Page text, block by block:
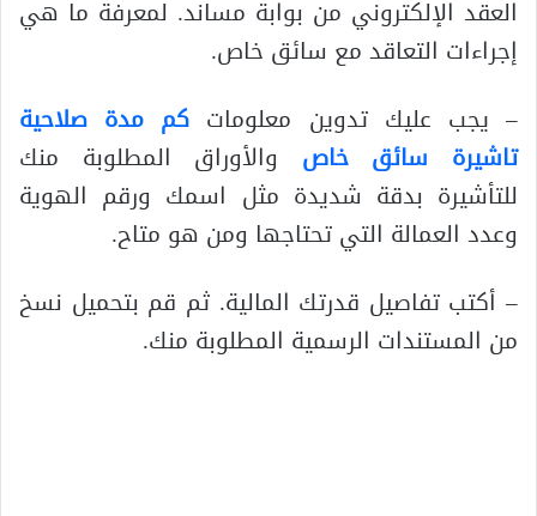
العقد الإلكتروني من بوابة مساند. لمعرفة ما هي
إجراءات التعاقد مع سائق خاص.
– يجب عليك تدوين معلومات كم مدة صلاحية
تاشيرة سائق خاص والأوراق المطلوبة منك
للتأشيرة بدقة شديدة مثل اسمك ورقم الهوية
وعدد العمالة التي تحتاجها ومن هو متاح.
– أكتب تفاصيل قدرتك المالية. ثم قم بتحميل نسخ
من المستندات الرسمية المطلوبة منك.